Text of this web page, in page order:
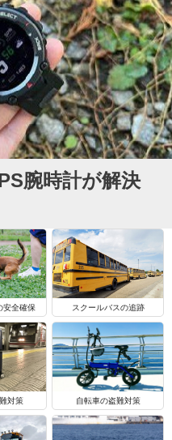
腕時計が解決
安全確保 スクールバスの追跡
対策 自転車の盗難対策